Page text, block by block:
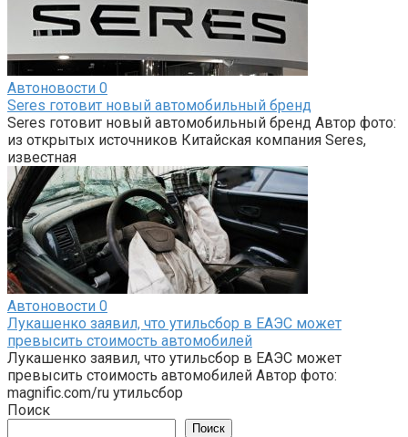
Автоновости 0
Seres готовит новый автомобильный бренд
Seres готовит новый автомобильный бренд Автор фото:
из открытых источников Китайская компания Seres,
известная
Автоновости 0
Лукашенко заявил, что утильсбор в ЕАЭС может
превысить стоимость автомобилей
Лукашенко заявил, что утильсбор в ЕАЭС может
превысить стоимость автомобилей Автор фото:
magnific.com/ru утильсбор
Поиск
Поиск